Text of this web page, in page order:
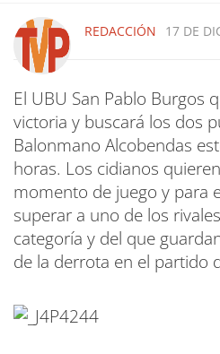
REDACCIÓN 17 DE
El UBU San Pablo Burgos
victoria y buscará los dos
Balonmano Alcobendas
horas. Los cidianos
momento de juego y para
superar a uno de los
categoría y del que
de la derrota en el partido